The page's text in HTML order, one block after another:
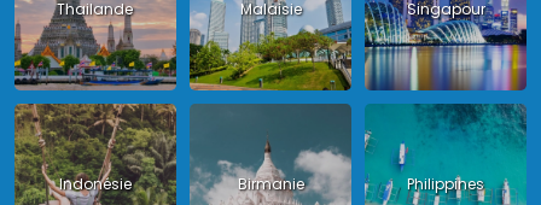
Thailande Malaisie Singapour
Indonésie Birmanie Philippines